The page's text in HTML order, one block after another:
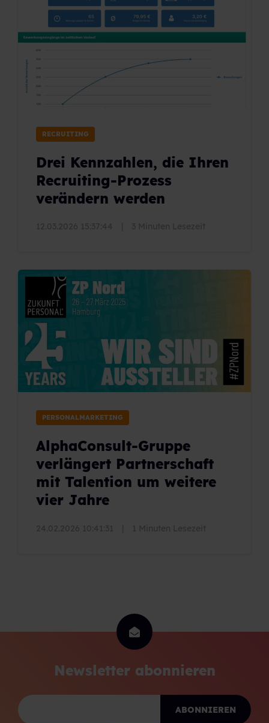
RECRUITING
Drei Kennzahlen, die Ihren
Recruiting-Prozess
verändern werden
PERSONALMARKETING
AlphaConsult-Gruppe
verlängert Partnerschaft
mit Talention um weitere
vier Jahre
Newsletter abonnieren